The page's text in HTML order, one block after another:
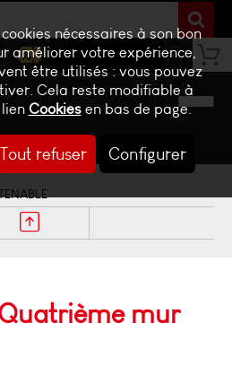
nécessaires à son bon
améliorer votre expérience,
être utilisés : vous pouvez
Cela reste modifiable à
Cookiesen bas de page.
Tout refuser Configurer
BILLETTERIE
Quatrième mur